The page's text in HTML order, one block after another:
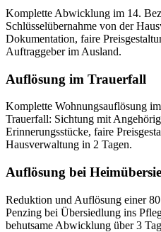
Komplette Abwicklung im 14.
Schlüsselübernahme von der
Dokumentation, faire
Auftraggeber im Ausland.
Auflösung im Trauerfall
Komplette Wohnungsauflösung
Trauerfall: Sichtung mit
Erinnerungsstücke, faire
Hausverwaltung in 2 Tagen.
Auflösung bei
Reduktion und Auflösung einer
Penzing bei Übersiedlung ins
behutsame Abwicklung über 3